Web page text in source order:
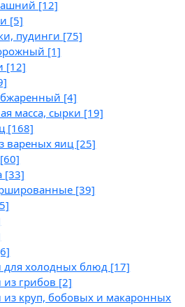
[12]
[5]
пудинги [75]
[1]
[12]
[4]
масса, сырки [19]
[168]
вареных яиц [25]
[60]
[33]
[39]
для холодных блюд [17]
грибов [2]
из круп, бобовых и макаронных